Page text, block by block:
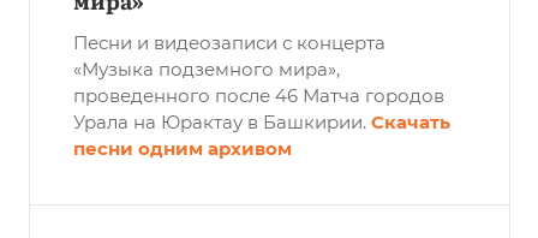
Песни и видеозаписи с концерта
«Музыка подземного мира»,
проведенного после 46 Матча городов
Урала на Юрактау в Башкирии. Скачать
песни одним архивом